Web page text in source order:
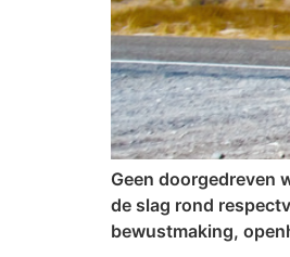
Geen doorgedreven
de slag rond
bewustmaking,